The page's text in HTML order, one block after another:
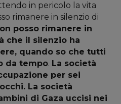
in pericolo la vita
rimanere in silenzio di
posso rimanere in
che il silenzio ha
quando so che tutti
da tempo. La società
per sei
La società
di Gaza uccisi nei